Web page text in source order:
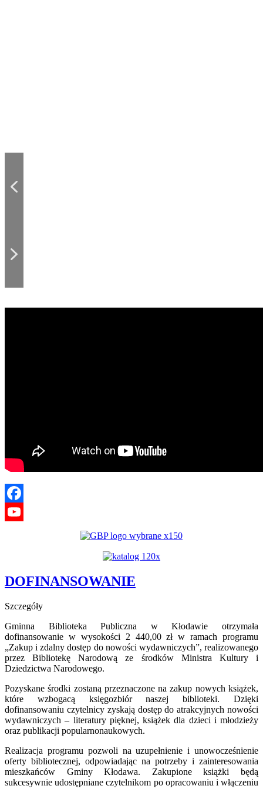
Facebook
DOFINANSOWANIE
Szczegóły
Gminna Biblioteka Publiczna w Kłodawie otrzymała
dofinansowanie w wysokości 2 440,00 zł w ramach programu
„Zakup i zdalny dostęp do nowości wydawniczych”, realizowanego
przez Bibliotekę Narodową ze środków Ministra Kultury i
Dziedzictwa Narodowego.
Pozyskane środki zostaną przeznaczone na zakup nowych książek,
które wzbogacą księgozbiór naszej biblioteki. Dzięki
dofinansowaniu czytelnicy zyskają dostęp do atrakcyjnych nowości
wydawniczych – literatury pięknej, książek dla dzieci i młodzieży
oraz publikacji popularnonaukowych.
Realizacja programu pozwoli na uzupełnienie i unowocześnienie
oferty bibliotecznej, odpowiadając na potrzeby i zainteresowania
mieszkańców Gminy Kłodawa. Zakupione książki będą
sukcesywnie udostępniane czytelnikom po opracowaniu i włączeniu